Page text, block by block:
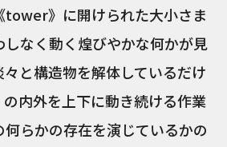
tower》に開けられた大小さま
なく動く煌びやかな何かが見
と構造物を解体しているだけ
内外を上下に動き続ける作業
らかの存在を演じているかの